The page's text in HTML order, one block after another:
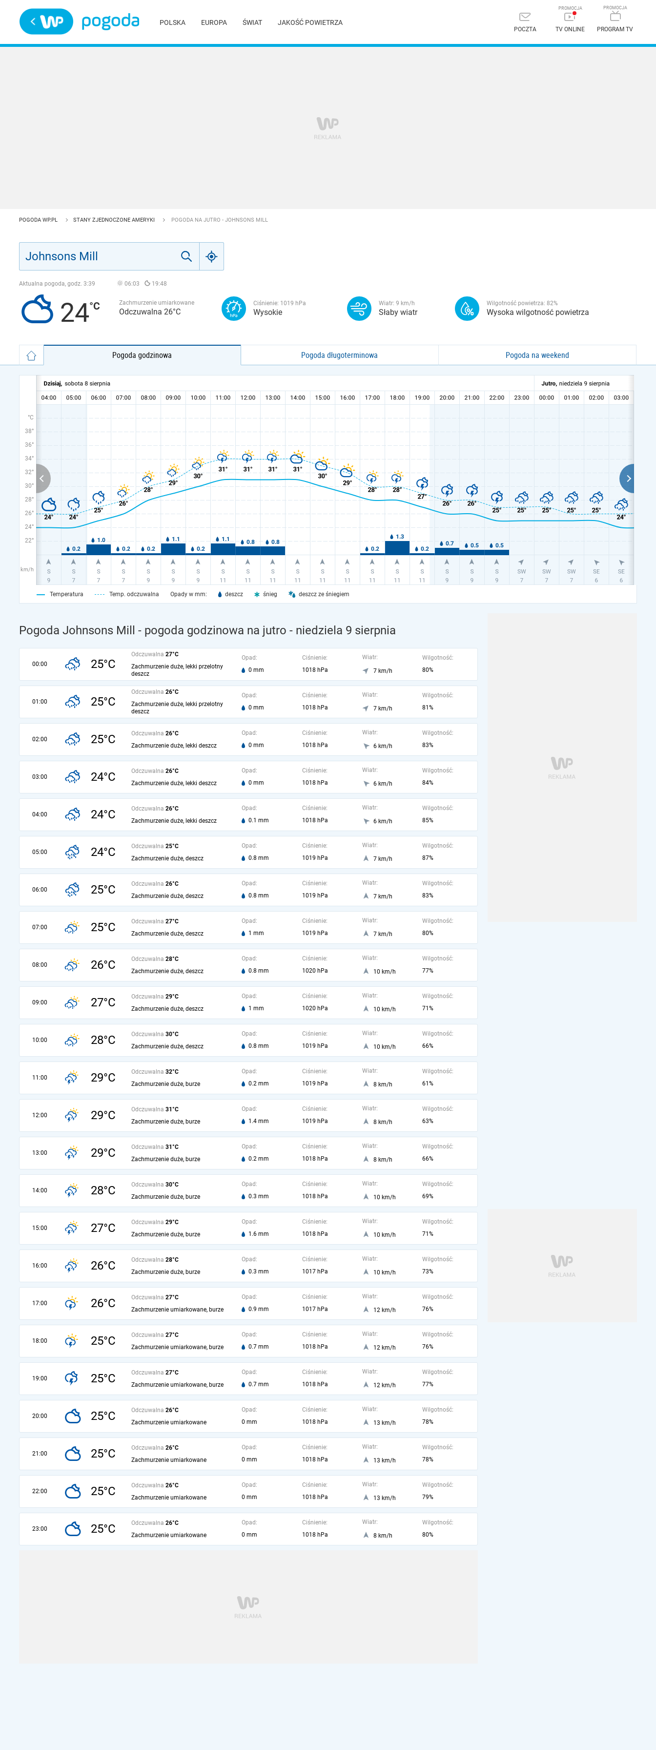
POLSKA EUROPA ŚWIAT JAKOŚĆ POWIETRZA
POCZTA TV ONLINE PROGRAM TV
POGODA WP.PL STANY ZJEDNOCZONE AMERYKI POGODA NA JUTRO - JOHNSONS MILL
Aktualna pogoda, godz. 3:39 06:03 19:48
24 Zachmurzenie umiarkowane
Odczuwalna 26°C
Ciśnienie: 1019 hPa
Wysokie
Wiatr: 9 km/h
Słaby wiatr
Wilgotność powietrza: 82%
Wysoka wilgotność powietrza
Pogoda godzinowa Pogoda długoterminowa Pogoda na weekend
°C
38°
36°
34°
32°
30°
28°
26°
24°
22°
km/h
Temperatura Temp. odczuwalna Opady w mm: deszcz śnieg deszcz ze śniegiem
Pogoda Johnsons Mill - pogoda godzinowa na jutro - niedziela 9 sierpnia
00:00 25°C
Odczuwalna 27°C
Zachmurzenie duże, lekki przelotny
deszcz
Opad:
0 mm
Ciśnienie:
1018 hPa
Wiatr:
7 km/h
Wilgotność:
80%
01:00 25°C
Odczuwalna 26°C
Zachmurzenie duże, lekki przelotny
deszcz
Opad:
0 mm
Ciśnienie:
1018 hPa
Wiatr:
7 km/h
Wilgotność:
81%
02:00 25°C Odczuwalna 26°C
Zachmurzenie duże, lekki deszcz
Opad:
0 mm
Ciśnienie:
1018 hPa
Wiatr:
6 km/h
Wilgotność:
83%
03:00 24°C Odczuwalna 26°C
Zachmurzenie duże, lekki deszcz
Opad:
0 mm
Ciśnienie:
1018 hPa
Wiatr:
6 km/h
Wilgotność:
84%
04:00 24°C Odczuwalna 26°C
Zachmurzenie duże, lekki deszcz
Opad:
0.1 mm
Ciśnienie:
1018 hPa
Wiatr:
6 km/h
Wilgotność:
85%
05:00 24°C Odczuwalna 25°C
Zachmurzenie duże, deszcz
Opad:
0.8 mm
Ciśnienie:
1019 hPa
Wiatr:
7 km/h
Wilgotność:
87%
06:00 25°C Odczuwalna 26°C
Zachmurzenie duże, deszcz
Opad:
0.8 mm
Ciśnienie:
1019 hPa
Wiatr:
7 km/h
Wilgotność:
83%
07:00 25°C Odczuwalna 27°C
Zachmurzenie duże, deszcz
Opad:
1 mm
Ciśnienie:
1019 hPa
Wiatr:
7 km/h
Wilgotność:
80%
08:00 26°C Odczuwalna 28°C
Zachmurzenie duże, deszcz
Opad:
0.8 mm
Ciśnienie:
1020 hPa
Wiatr:
10 km/h
Wilgotność:
77%
09:00 27°C Odczuwalna 29°C
Zachmurzenie duże, deszcz
Opad:
1 mm
Ciśnienie:
1020 hPa
Wiatr:
10 km/h
Wilgotność:
71%
10:00 28°C Odczuwalna 30°C
Zachmurzenie duże, deszcz
Opad:
0.8 mm
Ciśnienie:
1019 hPa
Wiatr:
10 km/h
Wilgotność:
66%
11:00 29°C Odczuwalna 32°C
Zachmurzenie duże, burze
Opad:
0.2 mm
Ciśnienie:
1019 hPa
Wiatr:
8 km/h
Wilgotność:
61%
12:00 29°C Odczuwalna 31°C
Zachmurzenie duże, burze
Opad:
1.4 mm
Ciśnienie:
1019 hPa
Wiatr:
8 km/h
Wilgotność:
63%
13:00 29°C Odczuwalna 31°C
Zachmurzenie duże, burze
Opad:
0.2 mm
Ciśnienie:
1018 hPa
Wiatr:
8 km/h
Wilgotność:
66%
14:00 28°C Odczuwalna 30°C
Zachmurzenie duże, burze
Opad:
0.3 mm
Ciśnienie:
1018 hPa
Wiatr:
10 km/h
Wilgotność:
69%
15:00 27°C Odczuwalna 29°C
Zachmurzenie duże, burze
Opad:
1.6 mm
Ciśnienie:
1018 hPa
Wiatr:
10 km/h
Wilgotność:
71%
16:00 26°C Odczuwalna 28°C
Zachmurzenie duże, burze
Opad:
0.3 mm
Ciśnienie:
1017 hPa
Wiatr:
10 km/h
Wilgotność:
73%
17:00 26°C Odczuwalna 27°C
Zachmurzenie umiarkowane, burze
Opad:
0.9 mm
Ciśnienie:
1017 hPa
Wiatr:
12 km/h
Wilgotność:
76%
18:00 25°C Odczuwalna 27°C
Zachmurzenie umiarkowane, burze
Opad:
0.7 mm
Ciśnienie:
1018 hPa
Wiatr:
12 km/h
Wilgotność:
76%
19:00 25°C Odczuwalna 27°C
Zachmurzenie umiarkowane, burze
Opad:
0.7 mm
Ciśnienie:
1018 hPa
Wiatr:
12 km/h
Wilgotność:
77%
20:00 25°C Odczuwalna 26°C
Zachmurzenie umiarkowane
Opad:
0 mm
Ciśnienie:
1018 hPa
Wiatr:
13 km/h
Wilgotność:
78%
21:00 25°C Odczuwalna 26°C
Zachmurzenie umiarkowane
Opad:
0 mm
Ciśnienie:
1018 hPa
Wiatr:
13 km/h
Wilgotność:
78%
22:00 25°C Odczuwalna 26°C
Zachmurzenie umiarkowane
Opad:
0 mm
Ciśnienie:
1018 hPa
Wiatr:
13 km/h
Wilgotność:
79%
23:00 25°C Odczuwalna 26°C
Zachmurzenie umiarkowane
Opad:
0 mm
Ciśnienie:
1018 hPa
Wiatr:
8 km/h
Wilgotność:
80%